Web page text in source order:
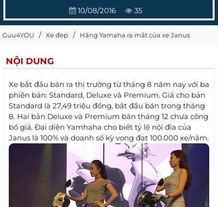
10/08/2016 35
Guu4YOU Xe đẹp Hãng Yamaha ra mắt của xe Janus
NỘI DUNG
Xe bắt đầu bán ra thị trường từ tháng 8 năm nay với ba
phiên bản: Standard, Deluxe và Premium. Giá cho bản
Standard là 27,49 triệu đồng, bắt đầu bán trong tháng
8. Hai bản Deluxe và Premium bán tháng 12 chưa công
bố giá. Đại diện Yamhaha cho biết tỷ lệ nội địa của
Janus là 100% và doanh số kỳ vọng đạt 100.000 xe/năm.